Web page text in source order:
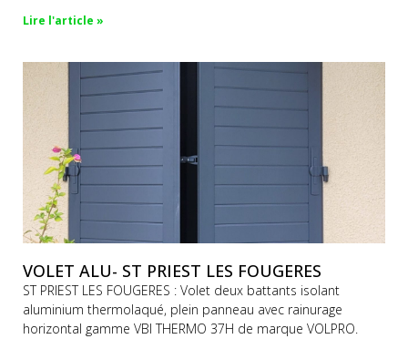
Lire l'article »
VOLET ALU- ST PRIEST LES FOUGERES
ST PRIEST LES FOUGERES : Volet deux battants isolant
aluminium thermolaqué, plein panneau avec rainurage
horizontal gamme VBI THERMO 37H de marque VOLPRO.